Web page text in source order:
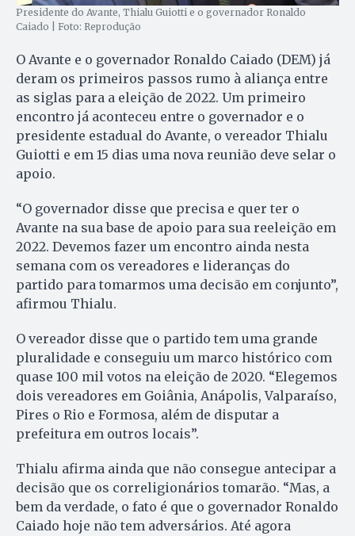
Presidente do Avante, Thialu Guiotti e o governador Ronaldo
Caiado | Foto: Reprodução
O Avante e o governador Ronaldo Caiado (DEM) já
deram os primeiros passos rumo à aliança entre
as siglas para a eleição de 2022. Um primeiro
encontro já aconteceu entre o governador e o
presidente estadual do Avante, o vereador Thialu
Guiotti e em 15 dias uma nova reunião deve selar o
apoio.
“O governador disse que precisa e quer ter o
Avante na sua base de apoio para sua reeleição em
2022. Devemos fazer um encontro ainda nesta
semana com os vereadores e lideranças do
partido para tomarmos uma decisão em conjunto”,
afirmou Thialu.
O vereador disse que o partido tem uma grande
pluralidade e conseguiu um marco histórico com
quase 100 mil votos na eleição de 2020. “Elegemos
dois vereadores em Goiânia, Anápolis, Valparaíso,
Pires o Rio e Formosa, além de disputar a
prefeitura em outros locais”.
Thialu afirma ainda que não consegue antecipar a
decisão que os correligionários tomarão. “Mas, a
bem da verdade, o fato é que o governador Ronaldo
Caiado hoje não tem adversários. Até agora